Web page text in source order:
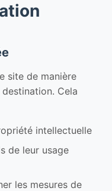
site de manière
Cela
intellectuelle
de leur usage
les mesures de